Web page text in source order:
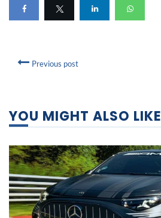
Previous post
YOU MIGHT ALSO LIKE